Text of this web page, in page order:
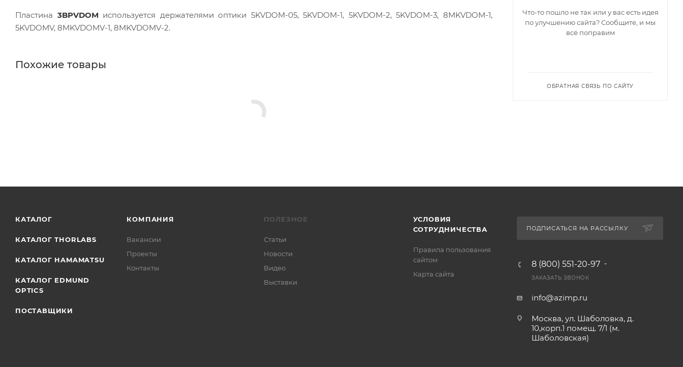
Пластина 3BPVDOM используется держателями оптики 5KVDOM-05, 5KVDOM-1, 5KVDOM-2, 5KVDOM-3, 8MKVDOM-1,
5KVDOMV, 8MKVDOMV-1, 8MKVDOMV-2.
Похожие товары
Что-то пошло не так или у вас есть идея
по улучшению сайта? Сообщите, и мы
всё поправим
ОБРАТНАЯ СВЯЗЬ ПО САЙТУ
КАТАЛОГ
КАТАЛОГ THORLABS
КАТАЛОГ HAMAMATSU
КАТАЛОГ EDMUND
OPTICS
ПОСТАВЩИКИ
КОМПАНИЯ
Вакансии
Проекты
Контакты
ПОЛЕЗНОЕ
Статьи
Новости
Видео
Выставки
УСЛОВИЯ
СОТРУДНИЧЕСТВА
Правила пользования
сайтом
Карта сайта
ПОДПИСАТЬСЯ НА РАССЫЛКУ
8 (800) 551-20-97
ЗАКАЗАТЬ ЗВОНОК
info@azimp.ru
Москва, ул. Шаболовка, д.
10,корп.1 помещ. 7/1 (м.
Шаболовская)